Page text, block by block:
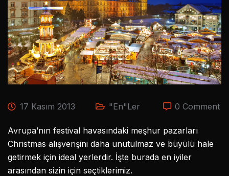
17 Kasım 2013 "En"ler 0 Comment
Avrupa’nın festival havasındaki meşhur pazarları
Christmas alışverişini daha unutulmaz ve büyülü hale
getirmek için ideal yerlerdir. İşte burada en iyiler
arasından sizin için seçtiklerimiz.